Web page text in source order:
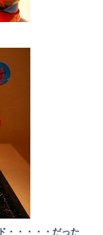
・・・・・だった